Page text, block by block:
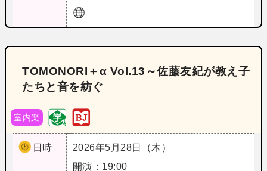
TOMONORI＋α Vol.13～佐藤友紀が教え子
たちと音を紡ぐ
室内楽
日時
2026年5月28日（木）
開演：19:00